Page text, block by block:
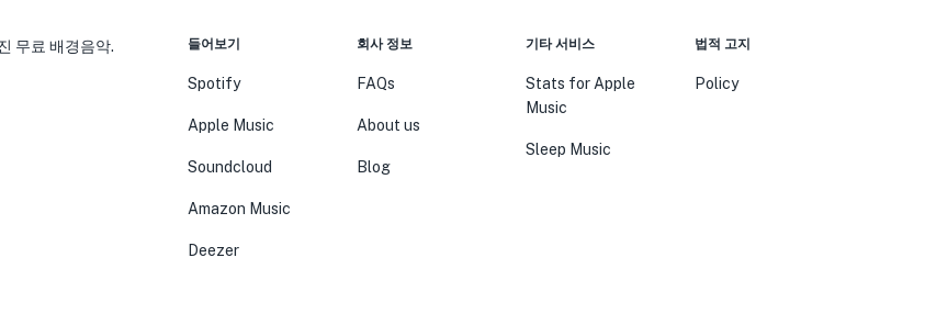
무료 배경음악. 들어보기
Spotify
Apple Music
Soundcloud
Amazon Music
Deezer
회사 정보
FAQs
About us
Blog
기타 서비스
Stats for Apple
Music
Sleep Music
법적 고지
Policy